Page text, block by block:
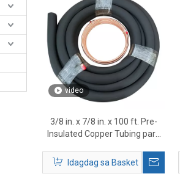
video
3/8 in. x 7/8 in. x 100 ft. Pre-
Insulated Copper Tubing para
Idagdag sa Basket